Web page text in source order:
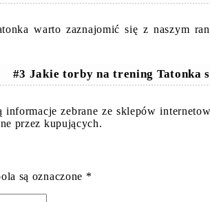
warto zaznajomić się z naszym
#3 Jakie torby na trening Tatonka
zebrane ze sklepów
przez kupujących.
są oznaczone *